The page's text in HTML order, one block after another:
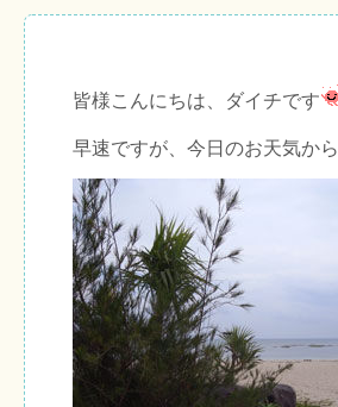
皆様こんにちは、ダイチです
早速ですが、今日のお天気から